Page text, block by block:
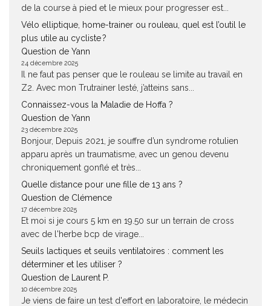
de la course à pied et le mieux pour progresser est...
Vélo elliptique, home-trainer ou rouleau, quel est l’outil le
plus utile au cycliste ?
Question de Yann
24 décembre 2025
Il ne faut pas penser que le rouleau se limite au travail en
Z2. Avec mon Trutrainer lesté, j’atteins sans...
Connaissez-vous la Maladie de Hoffa ?
Question de Yann
23 décembre 2025
Bonjour, Depuis 2021, je souffre d’un syndrome rotulien
apparu après un traumatisme, avec un genou devenu
chroniquement gonflé et très...
Quelle distance pour une fille de 13 ans ?
Question de Clémence
17 décembre 2025
Et moi si je cours 5 km en 19.50 sur un terrain de cross
avec de l'herbe bcp de virage...
Seuils lactiques et seuils ventilatoires : comment les
déterminer et les utiliser ?
Question de Laurent P.
10 décembre 2025
Je viens de faire un test d'effort en laboratoire, le médecin